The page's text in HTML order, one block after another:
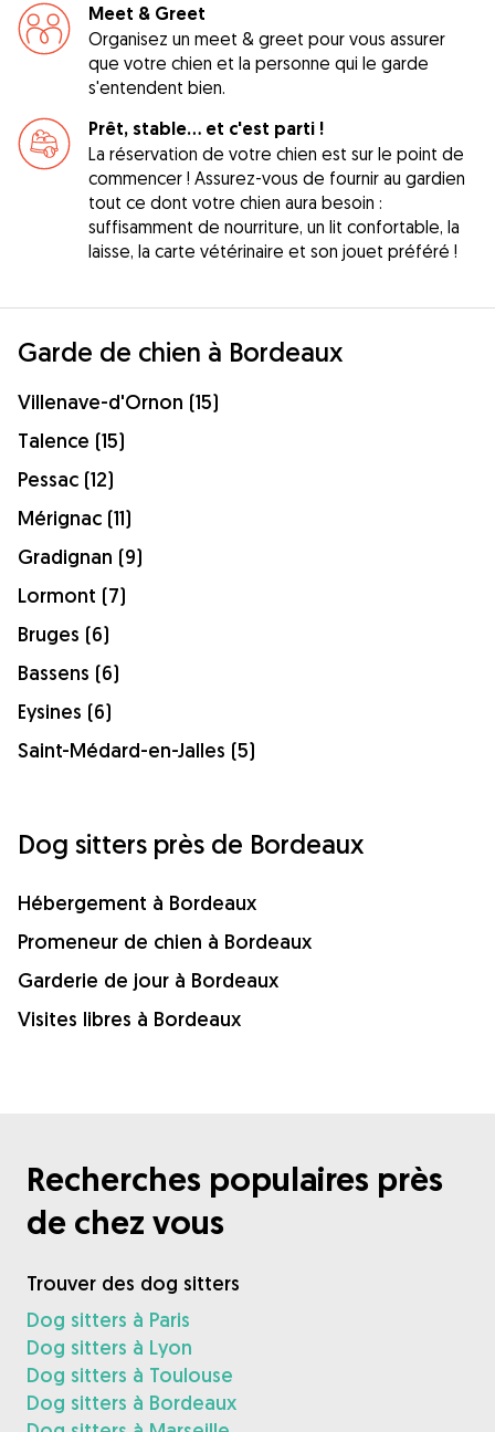
Meet & Greet
Organisez un meet & greet pour vous assurer
que votre chien et la personne qui le garde
s'entendent bien.
Prêt, stable... et c'est parti !
La réservation de votre chien est sur le point de
commencer ! Assurez-vous de fournir au gardien
tout ce dont votre chien aura besoin :
suffisamment de nourriture, un lit confortable, la
laisse, la carte vétérinaire et son jouet préféré !
Garde de chien à Bordeaux
Villenave-d'Ornon (15)
Talence (15)
Pessac (12)
Mérignac (11)
Gradignan (9)
Lormont (7)
Bruges (6)
Bassens (6)
Eysines (6)
Saint-Médard-en-Jalles (5)
Dog sitters près de Bordeaux
Hébergement à Bordeaux
Promeneur de chien à Bordeaux
Garderie de jour à Bordeaux
Visites libres à Bordeaux
Recherches populaires près
de chez vous
Trouver des dog sitters
Dog sitters à Paris
Dog sitters à Lyon
Dog sitters à Toulouse
Dog sitters à Bordeaux